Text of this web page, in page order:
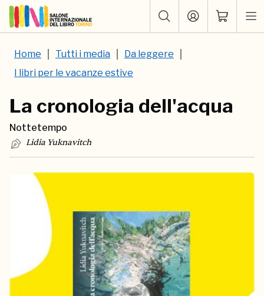
Home Tutti i media
Da leggere
I libri per le vacanze estive
La cronologia dell'acqua
Nottetempo
Lidia Yuknavitch